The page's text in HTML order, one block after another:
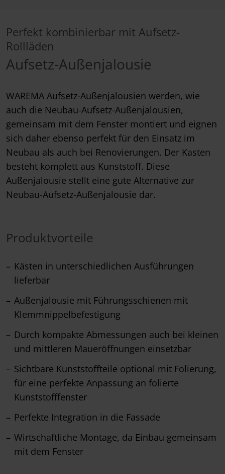
Perfekt kombinierbar mit Aufsetz-
Rollläden
Aufsetz-Außenjalousie
WAREMA Aufsetz-Außenjalousien werden, wie
auch die Neubau-Aufsetz-Außenjalousien,
gemeinsam mit dem Fenster montiert und eignen
sich daher ebenso perfekt für den Einsatz im
Neubau als auch bei Renovierungen. Der Kasten
besteht komplett aus Kunststoff. Diese
Außenjalousie stellt eine gute Alternative zur
Neubau-Aufsetz-Außenjalousie dar.
Produktvorteile
Kästen in unterschiedlichen Ausführungen
lieferbar
Außenjalousie mit Führungsschienen mit
Klemmnippelbefestigung
Durch kompakte Abmessungen auch bei kleinen
und mittleren Maueröffnungen einsetzbar
Sichtbare Kunststoffteile optional mit Folierung,
für eine perfekte Anpassung an folierte
Kunststofffenster
Perfekte Integration in die Fassade
Wirtschaftliche Montage, da Einbau gemeinsam
mit dem Fenster